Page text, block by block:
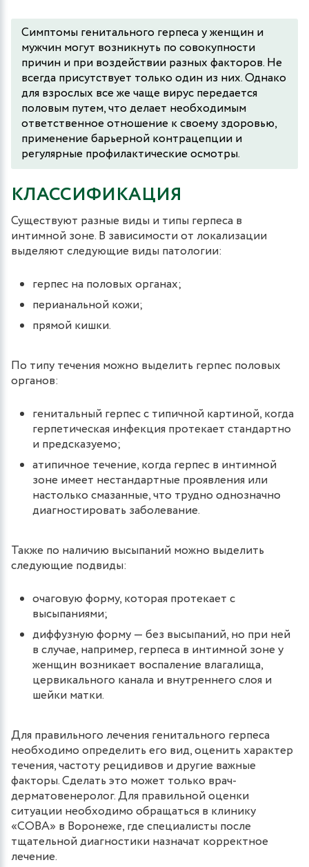
Симптомы генитального герпеса у женщин и
мужчин могут возникнуть по совокупности
причин и при воздействии разных факторов. Не
всегда присутствует только один из них. Однако
для взрослых все же чаще вирус передается
половым путем, что делает необходимым
ответственное отношение к своему здоровью,
применение барьерной контрацепции и
регулярные профилактические осмотры.
КЛАССИФИКАЦИЯ
Существуют разные виды и типы герпеса в
интимной зоне. В зависимости от локализации
выделяют следующие виды патологии:
герпес на половых органах;
перианальной кожи;
прямой кишки.
По типу течения можно выделить герпес половых
органов:
генитальный герпес с типичной картиной, когда
герпетическая инфекция протекает стандартно
и предсказуемо;
атипичное течение, когда герпес в интимной
зоне имеет нестандартные проявления или
настолько смазанные, что трудно однозначно
диагностировать заболевание.
Также по наличию высыпаний можно выделить
следующие подвиды:
очаговую форму, которая протекает с
высыпаниями;
диффузную форму — без высыпаний, но при ней
в случае, например, герпеса в интимной зоне у
женщин возникает воспаление влагалища,
цервикального канала и внутреннего слоя и
шейки матки.
Для правильного лечения генитального герпеса
необходимо определить его вид, оценить характер
течения, частоту рецидивов и другие важные
факторы. Сделать это может только врач-
дерматовенеролог. Для правильной оценки
ситуации необходимо обращаться в клинику
«СОВА» в Воронеже, где специалисты после
тщательной диагностики назначат корректное
лечение.